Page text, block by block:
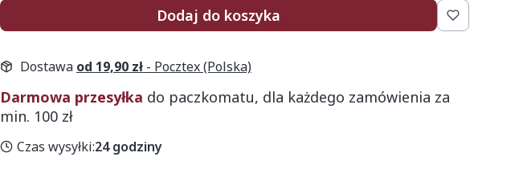
Dodaj do koszyka
Dostawa od 19,90 zł - Pocztex (Polska)
Darmowa przesyłka do paczkomatu, dla każdego zamówienia za
min. 100 zł
Czas wysyłki:24 godziny